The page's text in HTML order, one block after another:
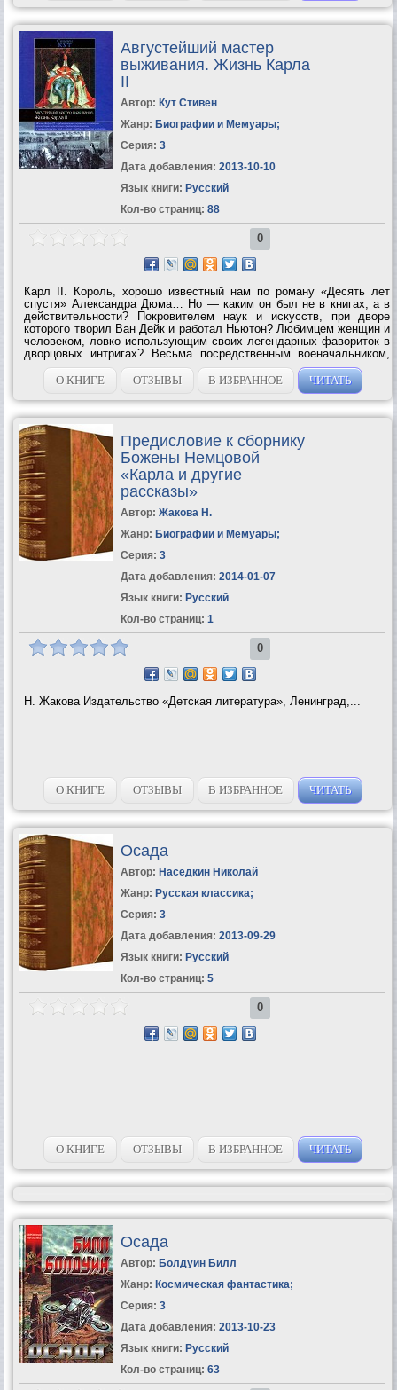
Августейший мастер
выживания. Жизнь Карла
II
Автор: Кут Стивен
Жанр: Биографии и Мемуары;
Серия: 3
Дата добавления: 2013-10-10
Язык книги: Русский
Кол-во страниц: 88
0
Карл II. Король, хорошо известный нам по роману «Десять лет
спустя» Александра Дюма… Но — каким он был не в книгах, а в
действительности? Покровителем наук и искусств, при дворе
которого творил Ван Дейк и работал Ньютон? Любимцем женщин и
человеком, ловко использующим своих легендарных фавориток в
дворцовых интригах? Весьма посредственным военачальником,
выигравшим тем не менее множество сражений? Наконец,
единственным из королей...
О КНИГЕ ОТЗЫВЫ В ИЗБРАННОЕ ЧИТАТЬ
Предисловие к сборнику
Божены Немцовой
«Карла и другие
рассказы»
Автор: Жакова Н.
Жанр: Биографии и Мемуары;
Серия: 3
Дата добавления: 2014-01-07
Язык книги: Русский
Кол-во страниц: 1
0
Н. Жакова Издательство «Детская литература», Ленинград,...
О КНИГЕ ОТЗЫВЫ В ИЗБРАННОЕ ЧИТАТЬ
Осада
Автор: Наседкин Николай
Жанр: Русская классика;
Серия: 3
Дата добавления: 2013-09-29
Язык книги: Русский
Кол-во страниц: 5
0
О КНИГЕ ОТЗЫВЫ В ИЗБРАННОЕ ЧИТАТЬ
Осада
Автор: Болдуин Билл
Жанр: Космическая фантастика;
Серия: 3
Дата добавления: 2013-10-23
Язык книги: Русский
Кол-во страниц: 63